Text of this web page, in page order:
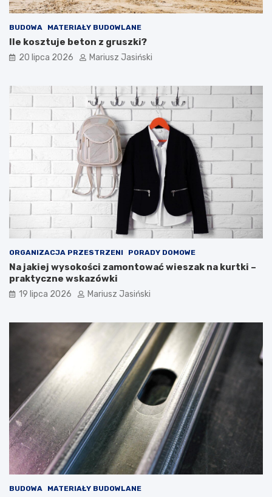
BUDOWA MATERIAŁY BUDOWLANE
Ile kosztuje beton z gruszki?
20 lipca 2026 Mariusz Jasiński
ORGANIZACJA PRZESTRZENI PORADY DOMOWE
Na jakiej wysokości zamontować wieszak na kurtki –
praktyczne wskazówki
19 lipca 2026 Mariusz Jasiński
BUDOWA MATERIAŁY BUDOWLANE